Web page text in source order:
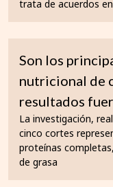
trata de acuerdos
Son los
nutricional de
resultados
La investigación,
cinco cortes
proteínas
de grasa